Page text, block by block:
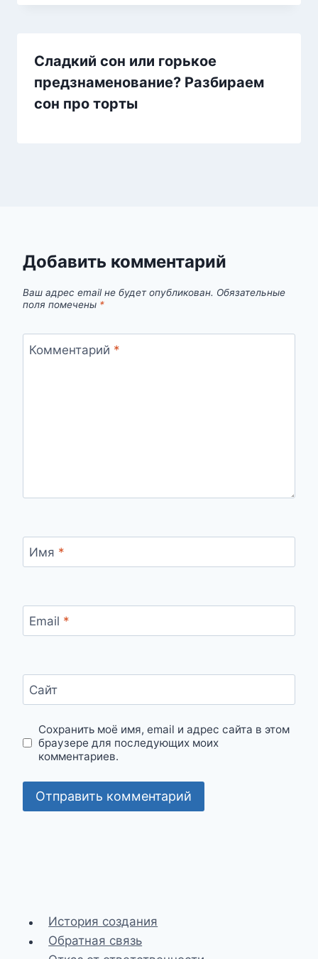
Сладкий сон или горькое
предзнаменование? Разбираем
сон про торты
Добавить комментарий
Ваш адрес email не будет опубликован. Обязательные
поля помечены *
Комментарий *
Имя *
Email *
Сайт
Сохранить моё имя, email и адрес сайта в этом
браузере для последующих моих
комментариев.
История создания
Обратная связь